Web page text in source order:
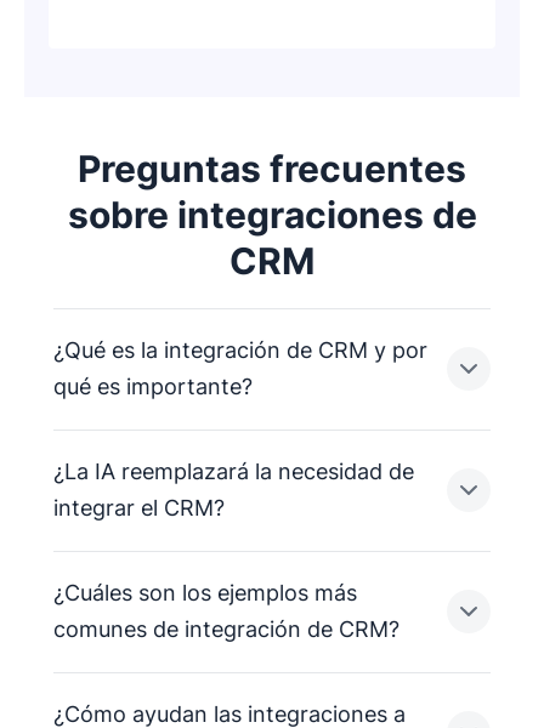
Preguntas frecuentes
sobre integraciones de
CRM
¿Qué es la integración de CRM y por
qué es importante?
La integración de CRM conecta tus aplicaciones
trabajo en todo el stack tecnológico de tu
empresa. Al conectar silos entre herramientas en
que a menudo causa seguimientos perdidos y
¿La IA reemplazará la necesidad de
integrar el CRM?
La IA no reemplazará al CRM; en cambio, lo
profundas. En un futuro cercano, las
¿Cuáles son los ejemplos más
comunes de integración de CRM?
¿Cómo ayudan las integraciones a